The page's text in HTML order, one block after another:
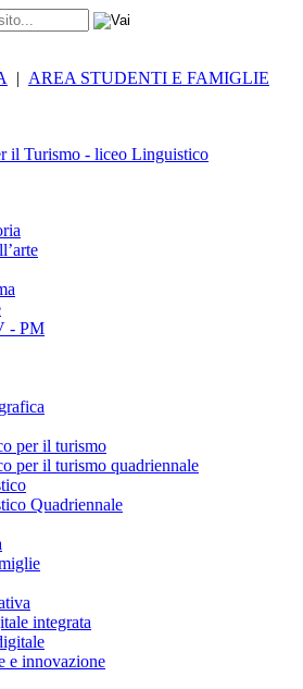
| AREA STUDENTI E FAMIGLIE
il Turismo - liceo Linguistico
- PM
per il turismo
per il turismo quadriennale
Quadriennale
integrata
e innovazione